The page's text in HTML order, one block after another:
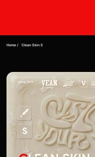
Home / Clean Skin S